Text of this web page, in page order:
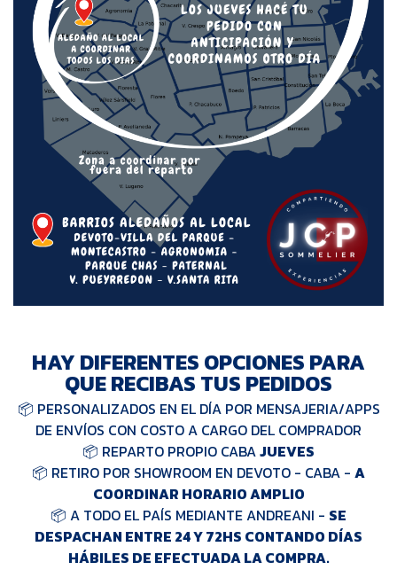
HAY DIFERENTES OPCIONES PARA
QUE RECIBAS TUS PEDIDOS
📦 PERSONALIZADOS EN EL DÍA POR MENSAJERIA/APPS
DE ENVÍOS CON COSTO A CARGO DEL COMPRADOR
📦 REPARTO PROPIO CABAJUEVES
📦 RETIRO POR SHOWROOM EN DEVOTO - CABA - A
COORDINAR HORARIO AMPLIO
📦 A TODO EL PAÍS MEDIANTE ANDREANI - SE
DESPACHAN ENTRE 24 Y 72HS CONTANDO DÍAS
HÁBILES DE EFECTUADA LA COMPRA.